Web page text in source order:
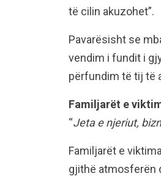
të cilin akuzohet”.
Pavarësisht se
vendim i fundit i
përfundim të tij të
Familjarët e
“Jeta e njeriut,
Familjarët e
gjithë atmosferën